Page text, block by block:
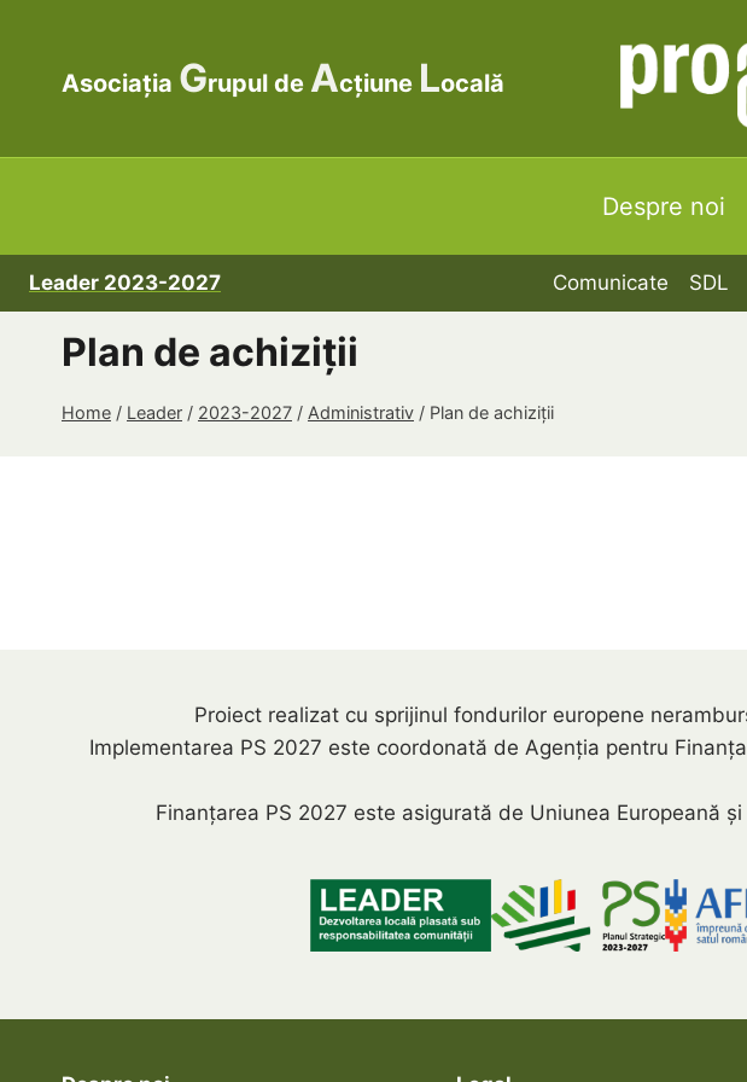
contentAsociația Grupul de Acțiune Locală
Despre noi
Leader 2023-2027 Comunicate SDL
Plan de achiziții
Home / Leader / 2023-2027 / Administrativ / Plan de achiziții
Proiect realizat cu sprijinul fondurilor europene
Implementarea PS 2027 este coordonată de Agenția pentru
Finanțarea PS 2027 este asigurată de Uniunea Europeană